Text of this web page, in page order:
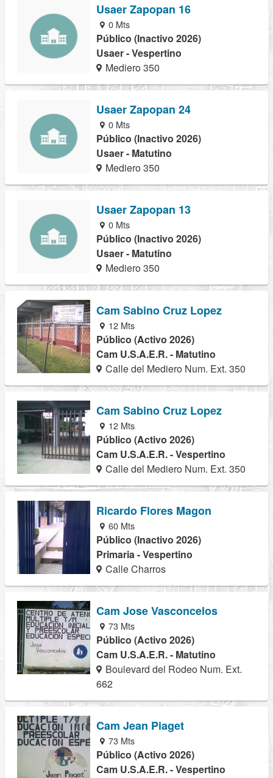
Usaer Zapopan 16
0 Mts
Público (Inactivo 2026)
Usaer - Vespertino
Mediero 350
Usaer Zapopan 24
0 Mts
Público (Inactivo 2026)
Usaer - Matutino
Mediero 350
Usaer Zapopan 13
0 Mts
Público (Inactivo 2026)
Usaer - Matutino
Mediero 350
Cam Sabino Cruz Lopez
12 Mts
Público (Activo 2026)
Cam U.S.A.E.R. - Matutino
Calle del Mediero Num. Ext. 350
Cam Sabino Cruz Lopez
12 Mts
Público (Activo 2026)
Cam U.S.A.E.R. - Vespertino
Calle del Mediero Num. Ext. 350
Ricardo Flores Magon
60 Mts
Público (Inactivo 2026)
Primaria - Vespertino
Calle Charros
Cam Jose Vasconcelos
73 Mts
Público (Activo 2026)
Cam U.S.A.E.R. - Matutino
Boulevard del Rodeo Num. Ext.
662
Cam Jean Piaget
73 Mts
Público (Activo 2026)
Cam U.S.A.E.R. - Vespertino